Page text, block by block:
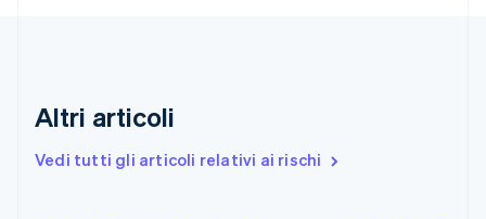
Altri articoli
Vedi tutti gli articoli relativi ai rischi
Finlandia
Francia